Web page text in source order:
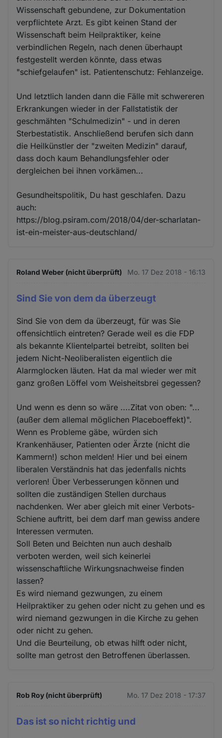
Wissenschaft gebundene, zur Dokumentation
verpflichtete Arzt. Es gibt keinen Stand der
Wissenschaft beim Heilpraktiker, keine
verbindlichen Regeln, nach denen überhaupt
festgestellt werden könnte, dass etwas
"schiefgelaufen" ist. Patientenschutz: Fehlanzeige.
Und letztlich landen dann die Fälle mit schwereren
Erkrankungen wieder in der Fallstatistik der
geschmähten "Schulmedizin" - und in deren
Sterbestatistik. Anschließend berufen sich dann
die Heilkünstler der "zweiten Medizin" darauf,
dass doch kaum Behandlungsfehler oder
dergleichen bei ihnen vorkämen...
Gesundheitspolitik, Du hast geschlafen. Dazu
auch:
https://blog.psiram.com/2018/04/der-scharlatan-
ist-ein-meister-aus-deutschland/
Roland Weber (nicht überprüft) Mo. 17 Dez 2018 - 16:13
Sind Sie von dem da überzeugt
Sind Sie von dem da überzeugt, für was Sie
offensichtlich eintreten? Gerade weil es die FDP
als bekannte Klientelpartei betreibt, sollten bei
jedem Nicht-Neoliberalisten eigentlich die
Alarmglocken läuten. Hat da mal wieder wer mit
ganz großen Löffel vom Weisheitsbrei gegessen?
Und wenn es denn so wäre ....Zitat von oben: "...
(außer dem allemal möglichen Placeboeffekt)".
Wenn es Probleme gäbe, würden sich
Krankenhäuser, Patienten oder Ärzte (nicht die
Kammern!) schon melden! Hier und bei einem
liberalen Verständnis hat das jedenfalls nichts
verloren! Über Verbesserungen können und
sollten die zuständigen Stellen durchaus
nachdenken. Wer aber gleich mit einer Verbots-
Schiene auftritt, bei dem darf man gewiss andere
Interessen vermuten.
Soll Beten und Beichten nun auch deshalb
verboten werden, weil sich keinerlei
wissenschaftliche Wirkungsnachweise finden
lassen?
Es wird niemand gezwungen, zu einem
Heilpraktiker zu gehen oder nicht zu gehen und es
wird niemand gezwungen in die Kirche zu gehen
oder nicht zu gehen.
Und die Beurteilung, ob etwas hilft oder nicht,
sollte man getrost den Betroffenen überlassen.
Rob Roy (nicht überprüft) Mo. 17 Dez 2018 - 17:37
Das ist so nicht richtig und